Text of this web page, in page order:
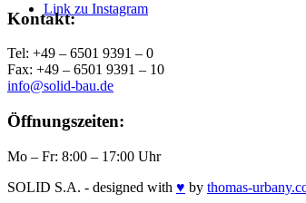
Link zu Instagram
Kontakt:
Tel: +49 – 6501 9391 – 0
Fax: +49 – 6501 9391 – 10
info@solid-bau.de
Öffnungszeiten:
Mo – Fr: 8:00 – 17:00 Uhr
SOLID S.A. - designed with ♥ by thomas-